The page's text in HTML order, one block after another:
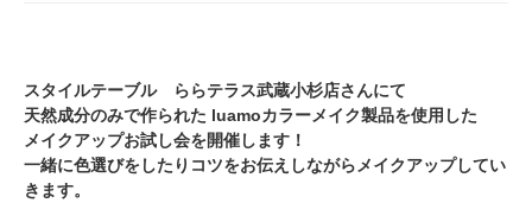
スタイルテーブル ららテラス武蔵小杉店さんにて
天然成分のみで作られた luamoカラーメイク製品を使用した
メイクアップお試し会を開催します！
一緒に色選びをしたりコツをお伝えしながらメイクアップしてい
きます。